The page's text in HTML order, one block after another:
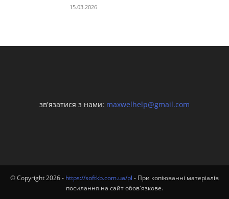
15.03.2026
зв'язатися з нами: maxwelhelp@gmail.com
© Copyright 2026 - https://softkb.com.ua/pl - При копіюванні матеріалів
посилання на сайт обов'язкове.